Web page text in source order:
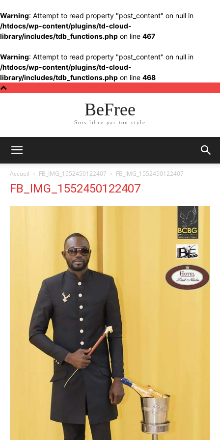
Warning: Attempt to read property "post_content" on null in
/htdocs/wp-content/plugins/td-cloud-
library/includes/tdb_functions.php on line 467
Warning: Attempt to read property "post_content" on null in
/htdocs/wp-content/plugins/td-cloud-
library/includes/tdb_functions.php on line 468
BeFree
Sois libre par ton style
Accueil FB_IMG_1552450122407 FB_IMG_1552450122407
FB_IMG_1552450122407